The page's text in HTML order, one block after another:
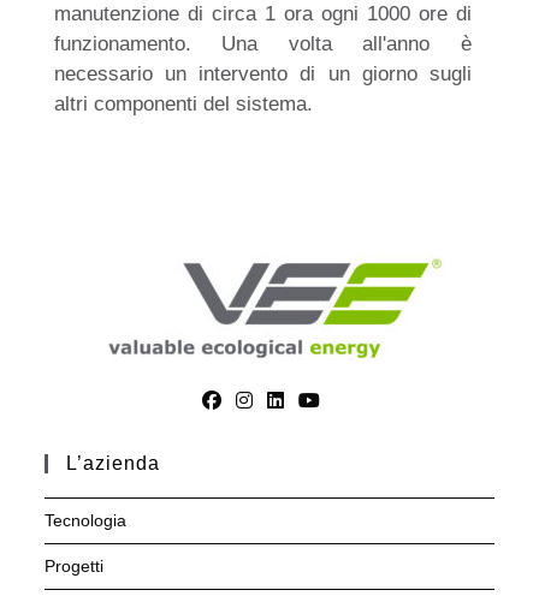
manutenzione di circa 1 ora ogni 1000 ore di
funzionamento. Una volta all'anno è
necessario un intervento di un giorno sugli
altri componenti del sistema.
L’azienda
Tecnologia
Progetti